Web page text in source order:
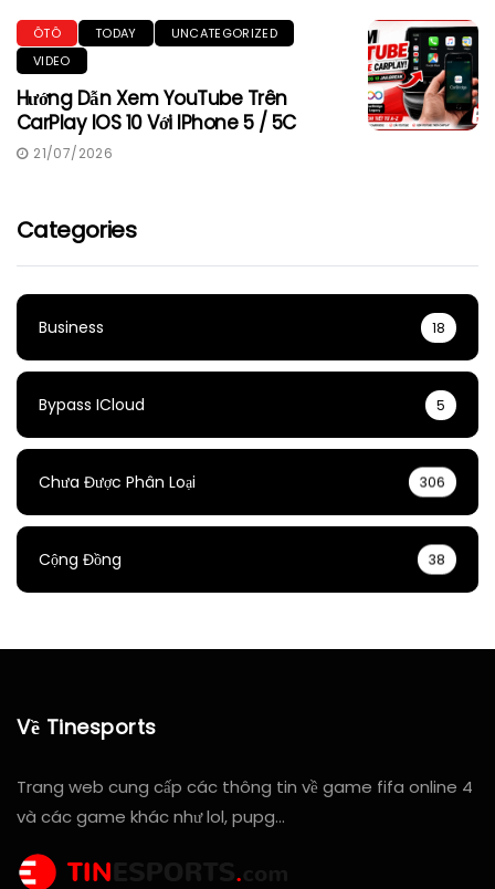
ÔTÔ TODAY
UNCATEGORIZED
VIDEO
Hướng Dẫn Xem YouTube Trên
CarPlay IOS 10 Với IPhone 5 / 5C
21/07/2026
Categories
Business 18
Bypass ICloud 5
Chưa Được Phân Loại 306
Cộng Đồng 38
Về Tinesports
Trang web cung cấp các thông tin về game fifa online 4
và các game khác như lol, pupg…